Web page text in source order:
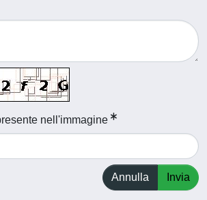
nell'immagine
Annulla Invia